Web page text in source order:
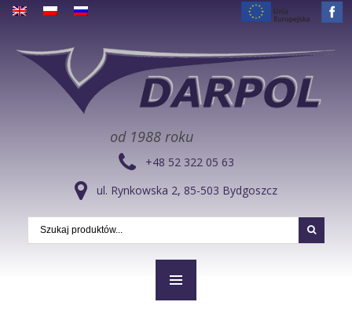
od 1988 roku
+48 52 322 05 63
ul. Rynkowska 2, 85-503 Bydgoszcz